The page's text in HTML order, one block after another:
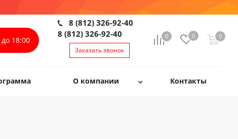
18:00 0 0 0
0
8 (812) 326-92-40
8 (812) 326-92-40
Заказать звонок
О компании Контакты